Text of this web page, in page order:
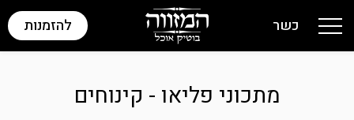
להזמנות
כשר
מתכוני פליאו - קינוחים